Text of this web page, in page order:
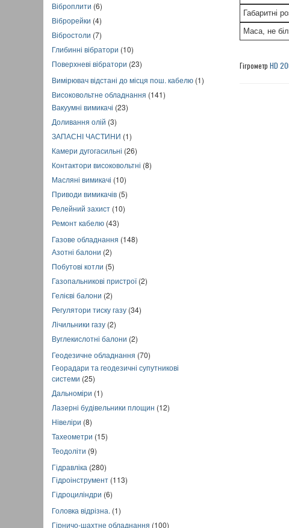
Віброплити (6)
Віброрейки (4)
Вібростоли (7)
Глибинні вібратори (10)
Поверхневі вібратори (23)
Вимірювач відстані до місця пош. кабелю (1)
Високовольтне обладнання (141)
Вакуумні вимикачі (23)
Доливання олій (3)
ЗАПАСНІ ЧАСТИНИ (1)
Камери дугогасильні (26)
Контактори високовольтні (8)
Масляні вимикачі (10)
Приводи вимикачів (5)
Релейний захист (10)
Ремонт кабелю (43)
Газове обладнання (148)
Азотні балони (2)
Побутові котли (5)
Газопальникові пристрої(2)
Гелієві балони (2)
Регулятори тиску газу (34)
Лічильники газу (2)
Вуглекислотні балони (2)
Геодезичне обладнання (70)
Георадари та геодезичні супутникові
системи (25)
Дальноміри (1)
Лазерні будівельники площин (12)
Нівеліри (8)
Тахеометри (15)
Теодоліти (9)
Гідравліка (280)
Гідроінструмент (113)
Гідроциліндри (6)
Головка відрізна. (1)
Гірничо-шахтне обладнання (100)
Габаритні
Маса, не
Гігрометр HD